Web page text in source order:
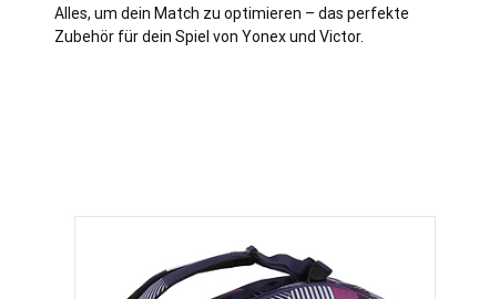
Alles, um dein Match zu optimieren – das perfekte
Zubehör für dein Spiel von Yonex und Victor.